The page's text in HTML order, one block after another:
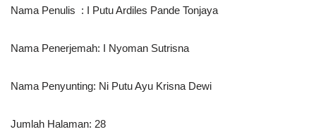
Nama Penulis : I Putu Ardiles Pande Tonjaya
Nama Penerjemah: I Nyoman Sutrisna
Nama Penyunting: Ni Putu Ayu Krisna Dewi
Jumlah Halaman: 28